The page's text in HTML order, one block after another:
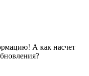
А как насчет